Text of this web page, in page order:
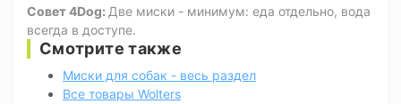
Совет 4Dog: Две миски - минимум: еда отдельно, вода
всегда в доступе.
Смотрите также
Миски для собак - весь раздел
Все товары Wolters